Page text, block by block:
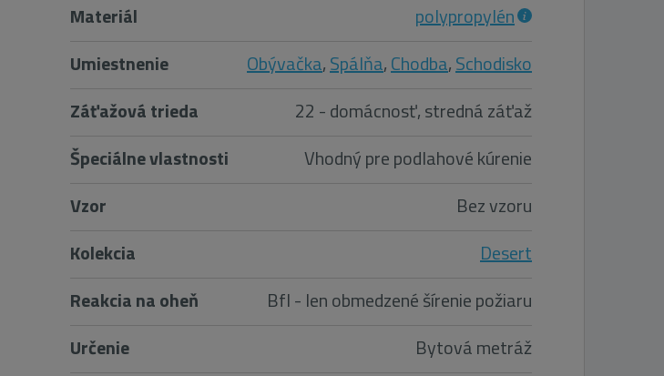
Materiál
polypropylén
Umiestnenie
Obývačka,Spálňa,Chodba,Schodisko
Záťažová trieda
22 - domácnosť, stredná záťaž
Špeciálne vlastnosti
Vhodný pre podlahové kúrenie
Vzor
Bez vzoru
Kolekcia
Desert
Reakcia na oheň
Bfl - len obmedzené šírenie požiaru
Určenie
Bytová metráž